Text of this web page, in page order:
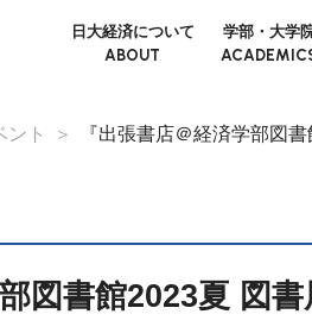
日大経済について
ABOUT
学部・大学
ント 『出張書店＠経済学部図
部図書館2023夏 図